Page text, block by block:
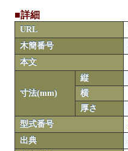
■詳細
URL
木簡番号
本文
寸法(mm)
縦
横
厚さ
型式番号
出典